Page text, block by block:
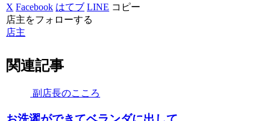
X Facebook はてブ LINE コピー
店主をフォローする
店主
関連記事
副店長のこころ